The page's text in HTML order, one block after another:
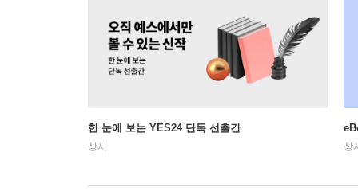
한 눈에 보는 YES24 단독 선출간
상시 상